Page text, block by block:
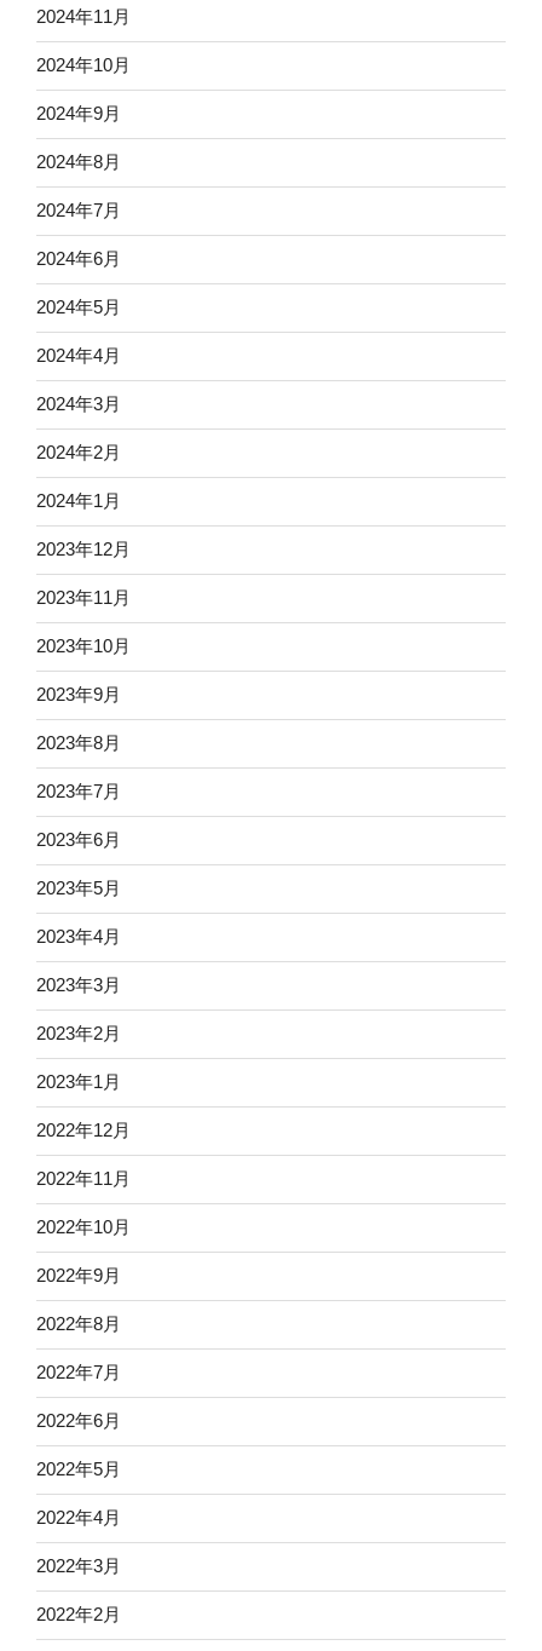
2024年11月
2024年10月
2024年9月
2024年8月
2024年7月
2024年6月
2024年5月
2024年4月
2024年3月
2024年2月
2024年1月
2023年12月
2023年11月
2023年10月
2023年9月
2023年8月
2023年7月
2023年6月
2023年5月
2023年4月
2023年3月
2023年2月
2023年1月
2022年12月
2022年11月
2022年10月
2022年9月
2022年8月
2022年7月
2022年6月
2022年5月
2022年4月
2022年3月
2022年2月